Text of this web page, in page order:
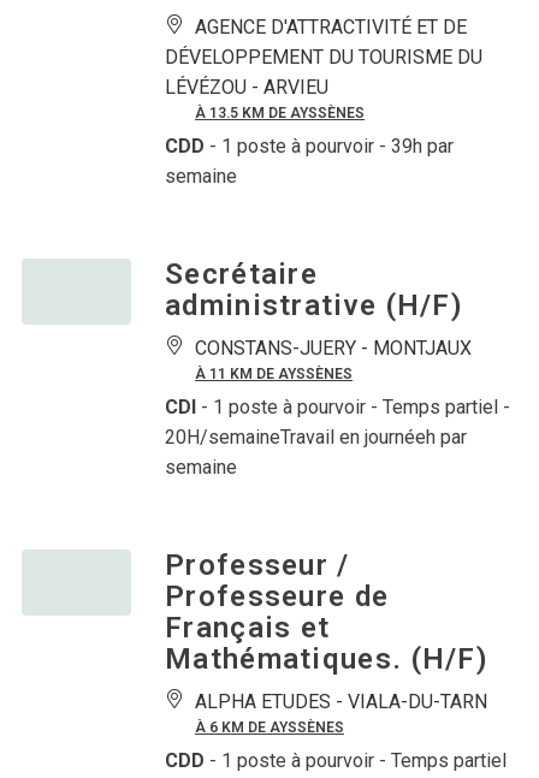
AGENCE D'ATTRACTIVITÉ ET DE
DÉVELOPPEMENT DU TOURISME DU
LÉVÉZOU - ARVIEU
À 13.5 KM DE AYSSÈNES
CDD - 1 poste à pourvoir - 39h par
semaine
Secrétaire
administrative (H/F)
CONSTANS-JUERY - MONTJAUX
À 11 KM DE AYSSÈNES
CDI - 1 poste à pourvoir - Temps partiel -
20H/semaineTravail en journéeh par
semaine
Professeur /
Professeure de
Français et
Mathématiques. (H/F)
ALPHA ETUDES - VIALA-DU-TARN
À 6 KM DE AYSSÈNES
CDD - 1 poste à pourvoir - Temps partiel